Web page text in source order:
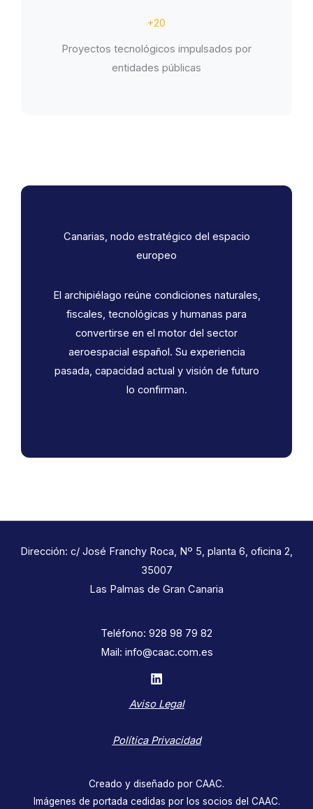
+20
Proyectos tecnológicos impulsados por
entidades públicas
Canarias, nodo estratégico del espacio
europeo
El archipiélago reúne condiciones naturales,
fiscales, tecnológicas y humanas para
convertirse en el motor del sector
aeroespacial español. Su experiencia
pasada, capacidad actual y visión de futuro
lo confirman.
Dirección: c/ José Franchy Roca, Nº 5, planta 6, oficina 2,
35007
Las Palmas de Gran Canaria
Teléfono: 928 98 79 82
Mail: info@caac.com.es
Aviso Legal
Política Privacidad
Creado y diseñado por CAAC.
Imágenes de portada cedidas por los socios del CAAC.